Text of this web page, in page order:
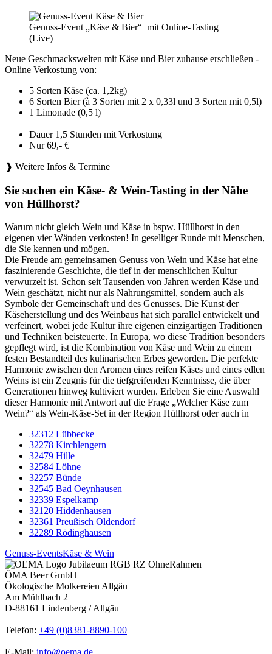
Genuss-Event „Käse & Bier“ mit Online-Tasting
(Live)
Neue Geschmackswelten mit Käse und Bier zuhause erschließen -
Online Verkostung von:
5 Sorten Käse (ca. 1,2kg)
6 Sorten Bier (à 3 Sorten mit 2 x 0,33l und 3 Sorten mit 0,5l)
1 Limonade (0,5 l)
Dauer 1,5 Stunden mit Verkostung
Nur 69,- €
❱ Weitere Infos & Termine
Sie suchen ein Käse- & Wein-Tasting in der Nähe
von Hüllhorst?
Warum nicht gleich Wein und Käse in bspw. Hüllhorst in den
eigenen vier Wänden verkosten! In geselliger Runde mit Menschen,
die Sie kennen und mögen.
Die Freude am gemeinsamen Genuss von Wein und Käse hat eine
faszinierende Geschichte, die tief in der menschlichen Kultur
verwurzelt ist. Schon seit Tausenden von Jahren werden Käse und
Wein geschätzt, nicht nur als Nahrungsmittel, sondern auch als
Symbole der Gemeinschaft und des Genusses. Die Kunst der
Käseherstellung und des Weinbaus hat sich parallel entwickelt und
verfeinert, wobei jede Kultur ihre eigenen einzigartigen Traditionen
und Techniken beisteuerte. In Europa, wo diese Tradition besonders
gepflegt wird, ist die Kombination von Käse und Wein zu einem
festen Bestandteil des kulinarischen Erbes geworden. Die perfekte
Harmonie zwischen den Aromen eines reifen Käses und eines edlen
Weins ist ein Zeugnis für die tiefgreifenden Kenntnisse, die über
Generationen hinweg kultiviert wurden. Erleben Sie eine Auswahl
dieser Harmonie mit Antwort auf die Frage „Welcher Käse zum
Wein?“ als Wein-Käse-Set in der Region Hüllhorst oder auch in
32312 Lübbecke
32278 Kirchlengern
32479 Hille
32584 Löhne
32257 Bünde
32545 Bad Oeynhausen
32339 Espelkamp
32120 Hiddenhausen
32361 Preußisch Oldendorf
32289 Rödinghausen
Genuss-EventsKäse & Wein
ÖMA Beer GmbH
Ökologische Molkereien Allgäu
Am Mühlbach 2
D-88161 Lindenberg / Allgäu
Telefon: +49 (0)8381-8890-100